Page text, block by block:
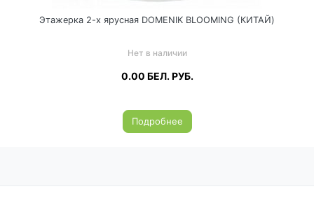
Этажерка 2-х ярусная DOMENIK BLOOMING (КИТАЙ)
Нет в наличии
0.00 БЕЛ. РУБ.
Подробнее